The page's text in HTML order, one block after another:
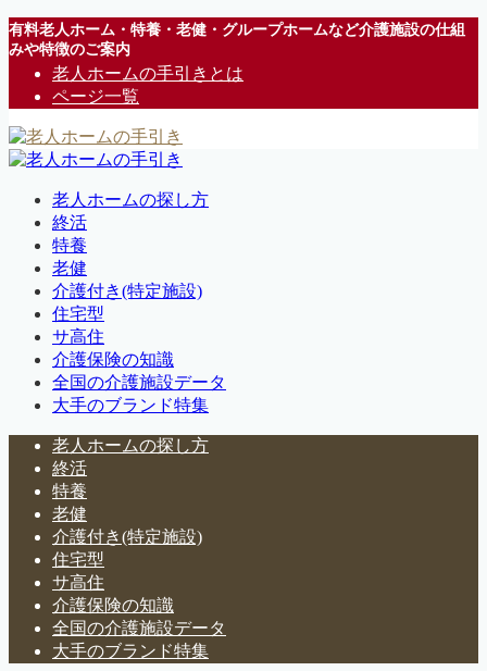
有料老人ホーム・特養・老健・グループホームなど介護施設の仕組
みや特徴のご案内
老人ホームの手引きとは
ページ一覧
老人ホームの探し方
終活
特養
老健
介護付き(特定施設)
住宅型
サ高住
介護保険の知識
全国の介護施設データ
大手のブランド特集
老人ホームの探し方
終活
特養
老健
介護付き(特定施設)
住宅型
サ高住
介護保険の知識
全国の介護施設データ
大手のブランド特集